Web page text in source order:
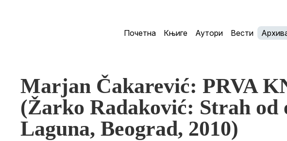
Почетна Књиге Аутори Вести
Marjan Čakarević: PRVA
(Žarko Radaković: Strah od
Laguna, Beograd, 2010)